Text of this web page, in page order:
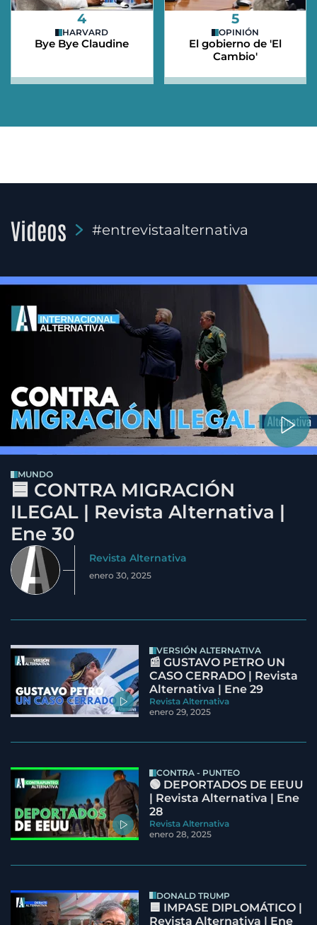
4
HARVARD
Bye Bye Claudine
5
OPINIÓN
El gobierno de 'El
Cambio'
Videos #entrevistaalternativa
MUNDO
🟦 CONTRA MIGRACIÓN
ILEGAL | Revista Alternativa |
Ene 30
Revista Alternativa
enero 30, 2025
VERSIÓN ALTERNATIVA
📰 GUSTAVO PETRO UN
CASO CERRADO | Revista
Alternativa | Ene 29
Revista Alternativa
enero 29, 2025
CONTRA - PUNTEO
🟢 DEPORTADOS DE EEUU
| Revista Alternativa | Ene
28
Revista Alternativa
enero 28, 2025
DONALD TRUMP
🟦 IMPASE DIPLOMÁTICO |
Revista Alternativa | Ene